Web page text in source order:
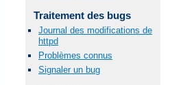
Traitement des bugs
Journal des modifications de
httpd
Problèmes connus
Signaler un bug